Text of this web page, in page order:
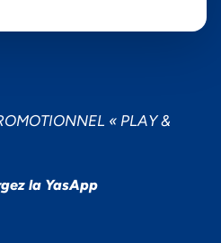
« PLAY &
la YasApp